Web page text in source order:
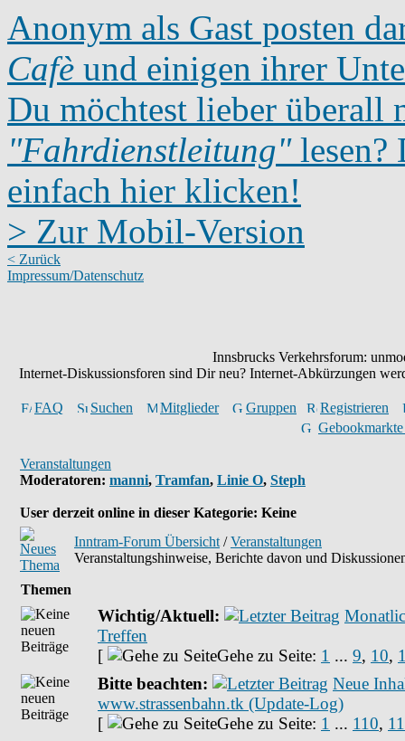
Anonym als Gast posten
Cafè und einigen ihrer
Du möchtest lieber überall
"Fahrdienstleitung"lesen?
einfach hier klicken!
> Zur Mobil-Version
< Zurück
Impressum/Datenschutz
Innsbrucks Verkehrsforum:
Internet-Diskussionsforen sind Dir neu? Internet-Abkürzungen
FAQ Suchen Mitglieder Gruppen
Registrieren
Veranstaltungen
Moderatoren: manni, Tramfan, Linie O, Steph
User derzeit online in dieser Kategorie: Keine
Inntram-Forum Übersicht /Veranstaltungen
Veranstaltungshinweise, Berichte davon und
Themen
Wichtig/Aktuell:
Treffen
[
Gehe zu Seite: 1 ... 9, 10,
Bitte beachten:
Neue
www.strassenbahn.tk (Update-Log)
[
Gehe zu Seite: 1 ... 110,